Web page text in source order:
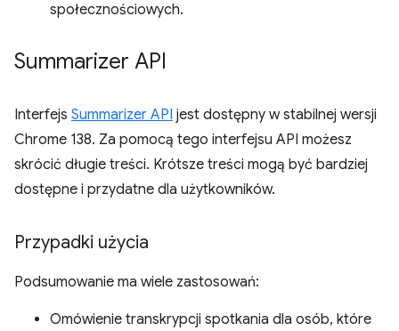
społecznościowych.
Summarizer API
Interfejs Summarizer API jest dostępny w stabilnej wersji
Chrome 138. Za pomocą tego interfejsu API możesz
skrócić długie treści. Krótsze treści mogą być bardziej
dostępne i przydatne dla użytkowników.
Przypadki użycia
Podsumowanie ma wiele zastosowań:
Omówienie transkrypcji spotkania dla osób, które